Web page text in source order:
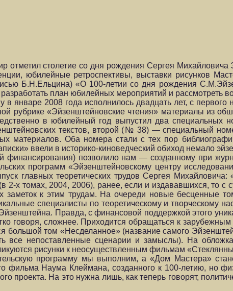
отметил столетие со дня рождения Сергея
юбилейные ретроспективы, выставки рисунков
Б.Н.Ельцина) «О 100-летии со дня рождения
план юбилейных мероприятий и рассмотреть
в январе 2008 года исполнилось двадцать лет, с
рубрике «Эйзенштейновские чтения» материалы из
в юбилейный год выпустил два
текстов, второй (№ 38) — специальный
материалов. Оба номера стали с тех пор
ввели в историко-киноведческий обиход немало
финансирования) позволило нам — созданному при
программ «Эйзенштейновскому центру
главных теоретических трудов Сергея
2-х томах, 2004, 2006), ранее, если и издававшихся, то
заметок к этим трудам. На очереди новые бесценные
специалисты по теоретическому и творческому
Правда, с финансовой поддержкой этого
говоря, сложнее. Приходится обращаться к
большой том «Несделанное» (название самого
все непоставленные сценарии и замыслы). На
рисунки к неосуществленным фильмам
программу мы выполним, а «Дом Мастера»
фильма Наума Клеймана, созданного к 100-летию, но
проекта. На это нужна лишь, как теперь говорят,